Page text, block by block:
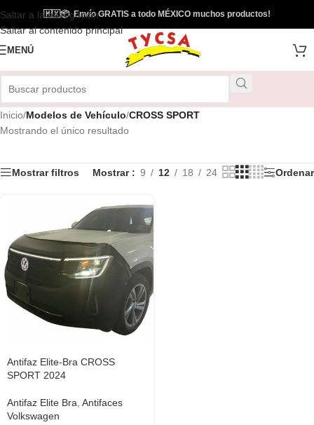
Saltar a la navegación
Saltar al contenido principal
🇲🇽📦Envío GRATIS a todo MÉXICO muchos productos!
MENÚ
Inicio/Modelos de Vehículo/CROSS SPORT
Mostrando el único resultado
Mostrar filtros Mostrar 9 12 18 24 Ordenar
Antifaz Elite-Bra CROSS
SPORT 2024
Antifaz Elite Bra Antifaces
Volkswagen